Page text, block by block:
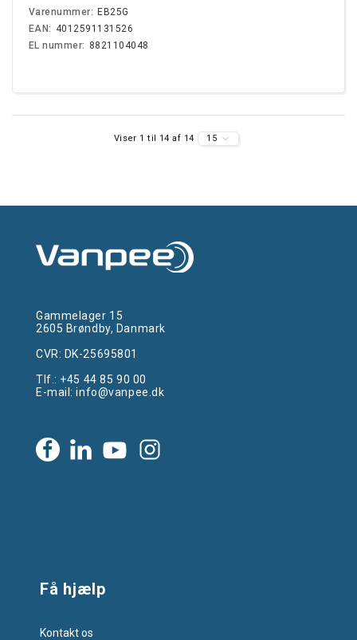
Varenummer: EB25G
EAN: 4012591131526
EL nummer: 8821104048
Viser 1 til 14 af 14 15
Gammelager 15
2605 Brøndby, Danmark
CVR: DK-25695801
Tlf.: +45 44 85 90 00
E-mail:info@vanpee.dk
Få hjælp
Kontakt os